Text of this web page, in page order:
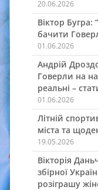
20.06.2026
Віктор Бугра:
бачити
01.06.2026
Андрій
Говерли на
реальні –
01.06.2026
Літній
міста та
19.05.2026
Вікторія
збірної
розіграшу